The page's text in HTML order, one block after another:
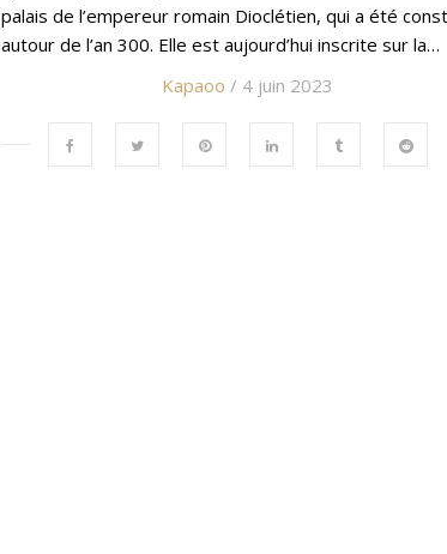
palais de l’empereur romain Dioclétien, qui a été
autour de l’an 300. Elle est aujourd’hui inscrite sur la…
Kapaoo / 4 juin 2023